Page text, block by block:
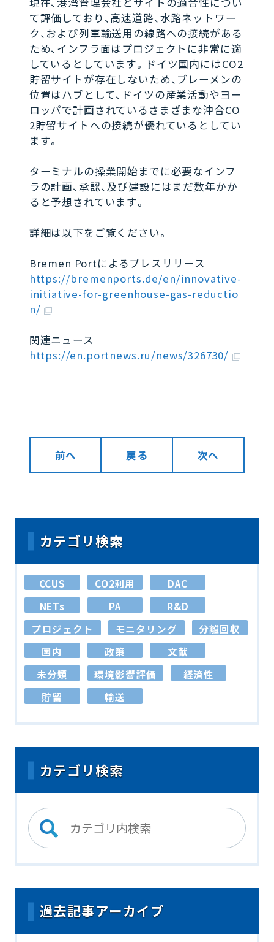
て評価しており、高速道路、水路ネットワー
ク、および列車輸送用の線路への接続がある
ため、インフラ面はプロジェクトに非常に適
しているとしています。ドイツ国内にはCO2
貯留サイトが存在しないため、ブレーメンの
位置はハブとして、ドイツの産業活動やヨー
ロッパで計画されているさまざまな沖合CO
2貯留サイトへの接続が優れているとしてい
ます。
ターミナルの操業開始までに必要なインフ
ラの計画、承認、及び建設にはまだ数年かか
ると予想されています。
詳細は以下をご覧ください。
Bremen Portによるプレスリリース
https://bremenports.de/en/innovative-
initiative-for-greenhouse-gas-reductio
n/
関連ニュース
https://en.portnews.ru/news/326730/
前へ 戻る 次へ
カテゴリ検索
CCUS CO2利用
DAC
NETs
PA
R&D
プロジェクト
モニタリング
分離回収
国内
政策
文献
未分類
環境影響評価
経済性
貯留
輸送
カテゴリ検索
過去記事アーカイブ